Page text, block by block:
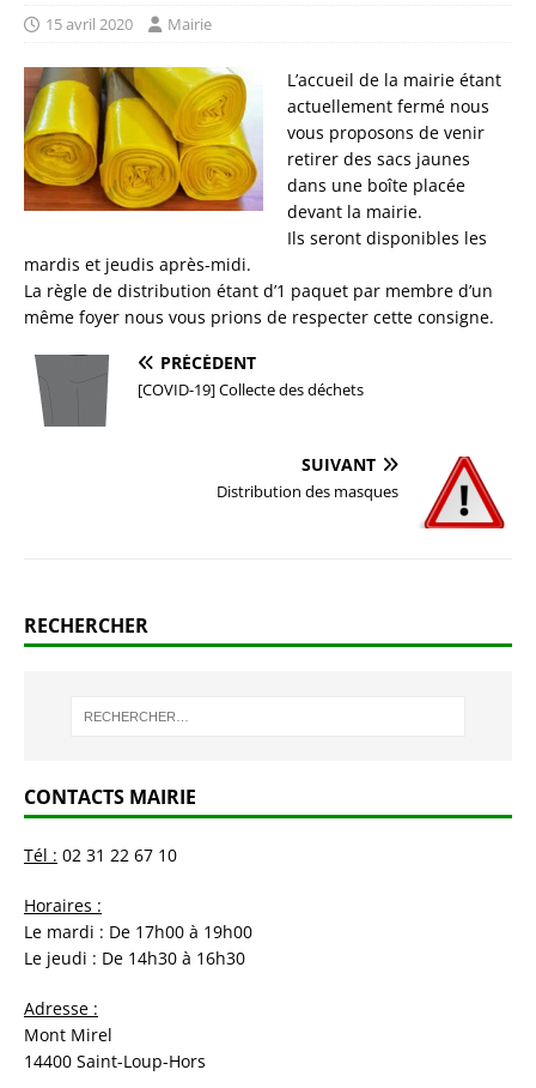
15 avril 2020 Mairie
L’accueil de la mairie étant
actuellement fermé nous
vous proposons de venir
retirer des sacs jaunes
dans une boîte placée
devant la mairie.
Ils seront disponibles les
mardis et jeudis après-midi.
La règle de distribution étant d’1 paquet par membre d’un
même foyer nous vous prions de respecter cette consigne.
PRÉCÉDENT
[COVID-19] Collecte des déchets
SUIVANT
Distribution des masques
RECHERCHER
CONTACTS MAIRIE
Tél : 02 31 22 67 10
Horaires :
Le mardi : De 17h00 à 19h00
Le jeudi : De 14h30 à 16h30
Adresse :
Mont Mirel
14400 Saint-Loup-Hors